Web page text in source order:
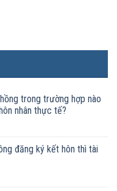
trong trường hợp nào
nhân thực tế?
đăng ký kết hôn thì tài